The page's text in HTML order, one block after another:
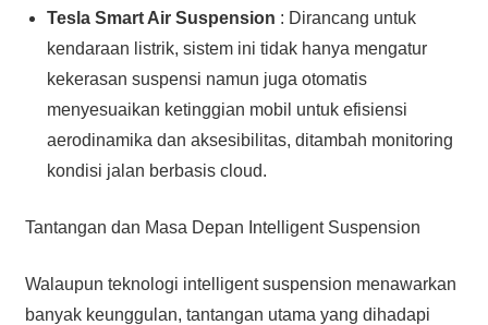
Tesla Smart Air Suspension : Dirancang untuk
kendaraan listrik, sistem ini tidak hanya mengatur
kekerasan suspensi namun juga otomatis
menyesuaikan ketinggian mobil untuk efisiensi
aerodinamika dan aksesibilitas, ditambah monitoring
kondisi jalan berbasis cloud.
Tantangan dan Masa Depan Intelligent Suspension
Walaupun teknologi intelligent suspension menawarkan
banyak keunggulan, tantangan utama yang dihadapi